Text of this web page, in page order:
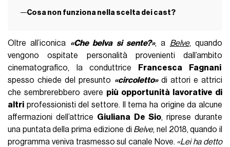
Cosa non funziona nella scelta dei cast?
Oltre all’iconica «Che belva si sente?», a Belve, quando
vengono ospitate personalità provenienti dall’ambito
cinematografico, la conduttrice
Francesca Fagnani
spesso chiede del presunto «circoletto»di attori e attrici
che sembrerebbero avere più opportunità lavorative di
altri professionisti del settore. Il tema ha origine da alcune
affermazioni dell’attrice Giuliana De Sio, riprese durante
una puntata della prima edizione di Belve, nel 2018, quando il
programma veniva trasmesso sul canale Nove. «Lei ha detto